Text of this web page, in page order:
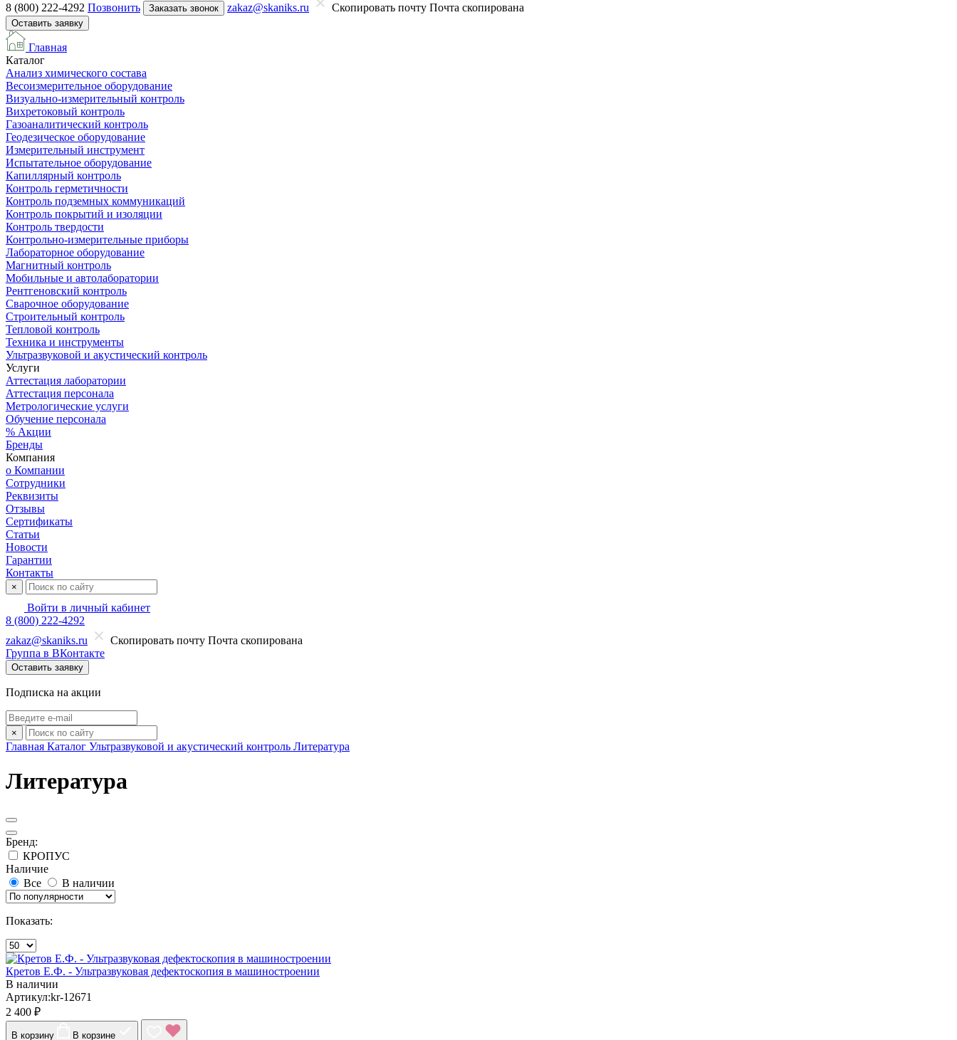
8 (800) 222-4292 Позвонить Заказать звонок zakaz@skaniks.ru Скопировать почту Почта скопирована
Оставить заявку
Главная
Каталог
Анализ химического состава
Весоизмерительное оборудование
Визуально-измерительный контроль
Вихретоковый контроль
Газоаналитический контроль
Геодезическое оборудование
Измерительный инструмент
Испытательное оборудование
Капиллярный контроль
Контроль герметичности
Контроль подземных коммуникаций
Контроль покрытий и изоляции
Контроль твердости
Контрольно-измерительные приборы
Лабораторное оборудование
Магнитный контроль
Мобильные и автолаборатории
Рентгеновский контроль
Сварочное оборудование
Строительный контроль
Тепловой контроль
Техника и инструменты
Ультразвуковой и акустический контроль
Услуги
Аттестация лаборатории
Аттестация персонала
Метрологические услуги
Обучение персонала
% Акции
Бренды
Компания
о Компании
Сотрудники
Реквизиты
Отзывы
Сертификаты
Статьи
Новости
Гарантии
Контакты
×
Войти в личный кабинет
8 (800) 222-4292
zakaz@skaniks.ru
Скопировать почту Почта скопирована
Группа в ВКонтакте
Оставить заявку
Подписка на акции
×
Главная Каталог Ультразвуковой и акустический контроль Литература
Литература
Бренд:
КРОПУС
Наличие
Все
В наличии
Показать:
Кретов Е.Ф. - Ультразвуковая дефектоскопия в машиностроении
В наличии
Артикул:kr-12671
2 400 ₽
В корзину В корзине